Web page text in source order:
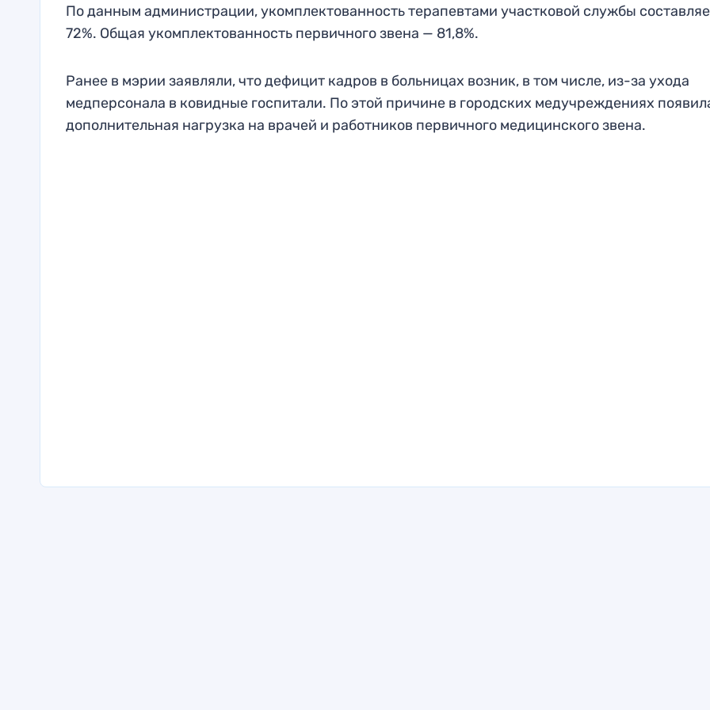
По данным администрации, укомплектованность терапевтами участковой службы
72%. Общая укомплектованность первичного звена — 81,8%.
Ранее в мэрии заявляли, что дефицит кадров в больницах возник, в том числе, из-за ухода
медперсонала в ковидные госпитали. По этой причине в городских медучреждениях
дополнительная нагрузка на врачей и работников первичного медицинского звена.